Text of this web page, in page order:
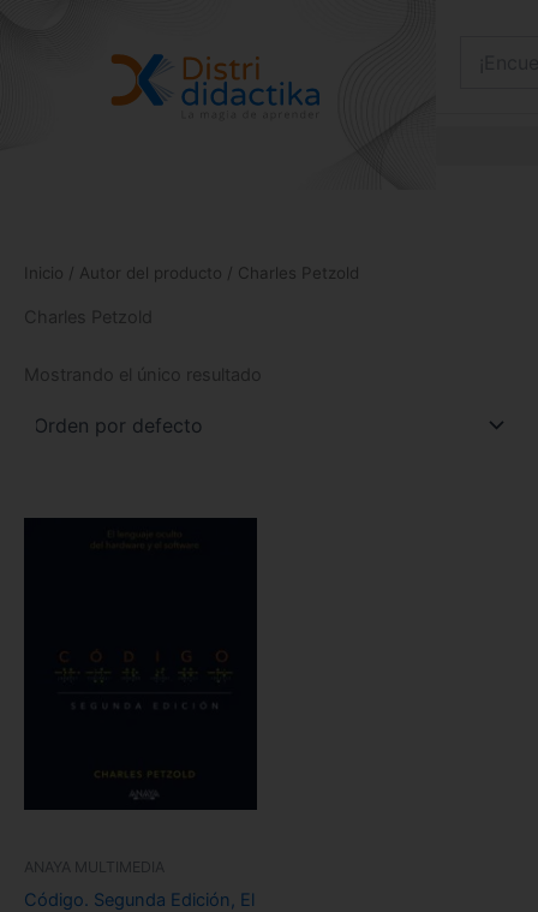
Inicio / Autor del producto / Charles Petzold
Charles Petzold
Mostrando el único resultado
ANAYA MULTIMEDIA
Código. Segunda Edición, El